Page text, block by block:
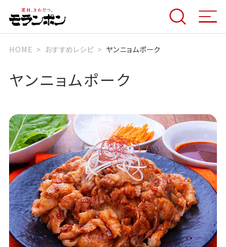
HOME おすすめレシピ ヤンニョムポーク
ヤンニョムポーク